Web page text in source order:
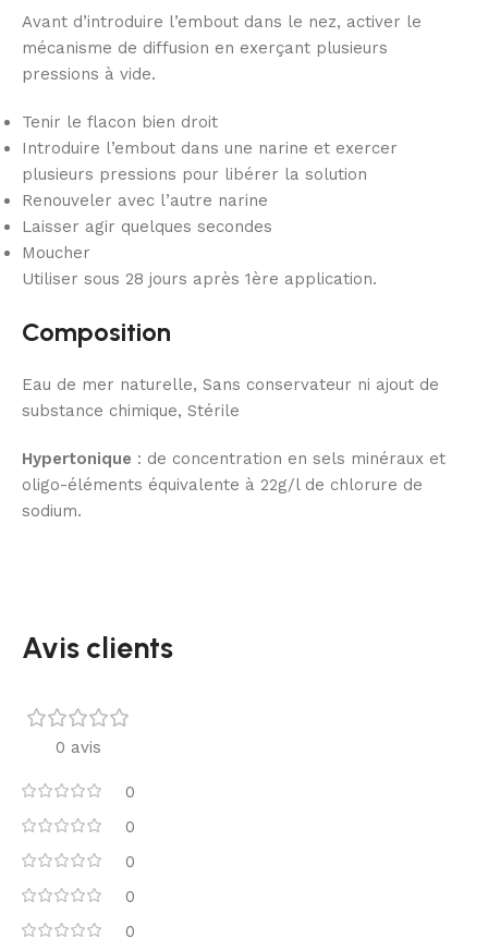
Avant d’introduire l’embout dans le nez, activer le
mécanisme de diffusion en exerçant plusieurs
pressions à vide.
Tenir le flacon bien droit
Introduire l’embout dans une narine et exercer
plusieurs pressions pour libérer la solution
Renouveler avec l’autre narine
Laisser agir quelques secondes
Moucher
Utiliser sous 28 jours après 1ère application.
Composition
Eau de mer naturelle, Sans conservateur ni ajout de
substance chimique, Stérile
Hypertonique : de concentration en sels minéraux et
oligo-éléments équivalente à 22g/l de chlorure de
sodium.
Avis clients
0 avis
0
0
0
0
0